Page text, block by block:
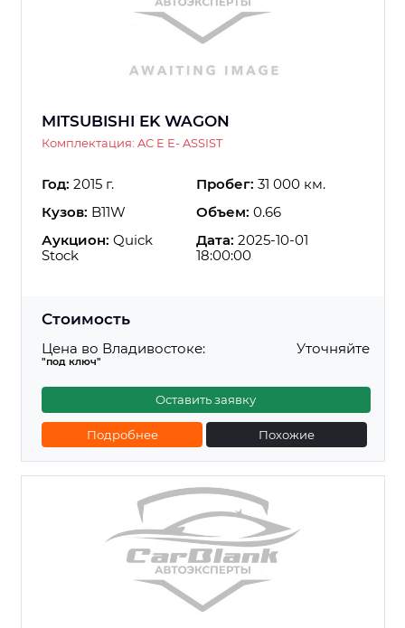
MITSUBISHI EK WAGON
Комплектация: AC E E- ASSIST
Год: 2015 г. Пробег: 31 000 км.
Кузов: B11W Объем: 0.66
Аукцион: Quick
Stock
Дата: 2025-10-01
18:00:00
Стоимость
Цена во Владивостоке:
"под ключ"
Уточняйте
Оставить заявку
Подробнее Похожие